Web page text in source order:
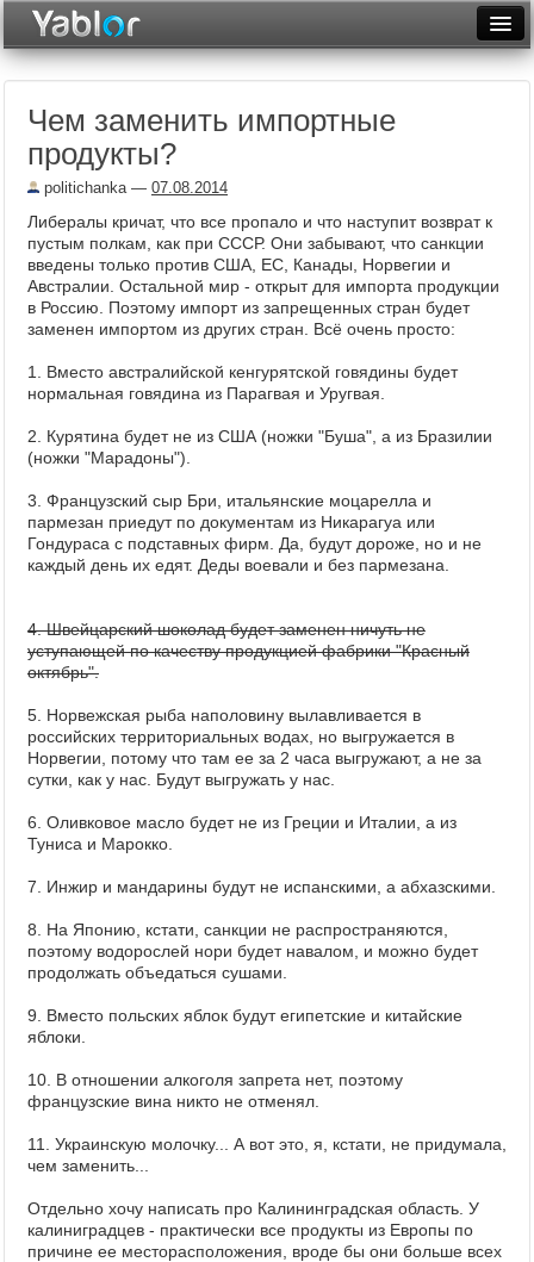
Неделя
Архив
Фототоп
Чем заменить импортные
продукты?
politichanka— 07.08.2014
Либералы кричат, что все пропало и что наступит возврат к
пустым полкам, как при СССР. Они забывают, что санкции
введены только против США, ЕС, Канады, Норвегии и
Австралии. Остальной мир - открыт для импорта продукции
в Россию. Поэтому импорт из запрещенных стран будет
заменен импортом из других стран. Всё очень просто:
1. Вместо австралийской кенгурятской говядины будет
нормальная говядина из Парагвая и Уругвая.
2. Курятина будет не из США (ножки "Буша", а из Бразилии
(ножки "Марадоны").
3. Французский сыр Бри, итальянские моцарелла и
пармезан приедут по документам из Никарагуа или
Гондураса с подставных фирм. Да, будут дороже, но и не
каждый день их едят. Деды воевали и без пармезана.
4. Швейцарский шоколад будет заменен ничуть не
уступающей по качеству продукцией фабрики "Красный
октябрь".
5. Норвежская рыба наполовину вылавливается в
российских территориальных водах, но выгружается в
Норвегии, потому что там ее за 2 часа выгружают, а не за
сутки, как у нас. Будут выгружать у нас.
6. Оливковое масло будет не из Греции и Италии, а из
Туниса и Марокко.
7. Инжир и мандарины будут не испанскими, а абхазскими.
8. На Японию, кстати, санкции не распространяются,
поэтому водорослей нори будет навалом, и можно будет
продолжать объедаться сушами.
9. Вместо польских яблок будут египетские и китайские
яблоки.
10. В отношении алкоголя запрета нет, поэтому
французские вина никто не отменял.
11. Украинскую молочку... А вот это, я, кстати, не придумала,
чем заменить...
Отдельно хочу написать про Калининградская область. У
калиниградцев - практически все продукты из Европы по
причине ее месторасположения, вроде бы они больше всех